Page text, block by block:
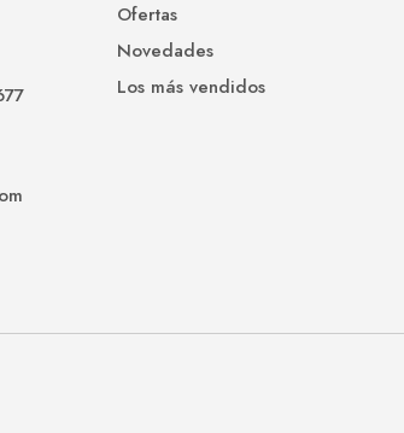
Ofertas
Novedades
Los más vendidos